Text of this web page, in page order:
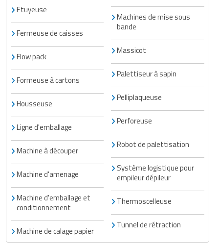
Etuyeuse
Fermeuse de caisses
Flow pack
Formeuse à cartons
Housseuse
Ligne d'emballage
Machine à découper
Machine d'amenage
Machine d'emballage et
conditionnement
Machine de calage papier
Machines de mise sous
bande
Massicot
Palettiseur à sapin
Pelliplaqueuse
Perforeuse
Robot de palettisation
Système logistique pour
empileur dépileur
Thermoscelleuse
Tunnel de rétraction